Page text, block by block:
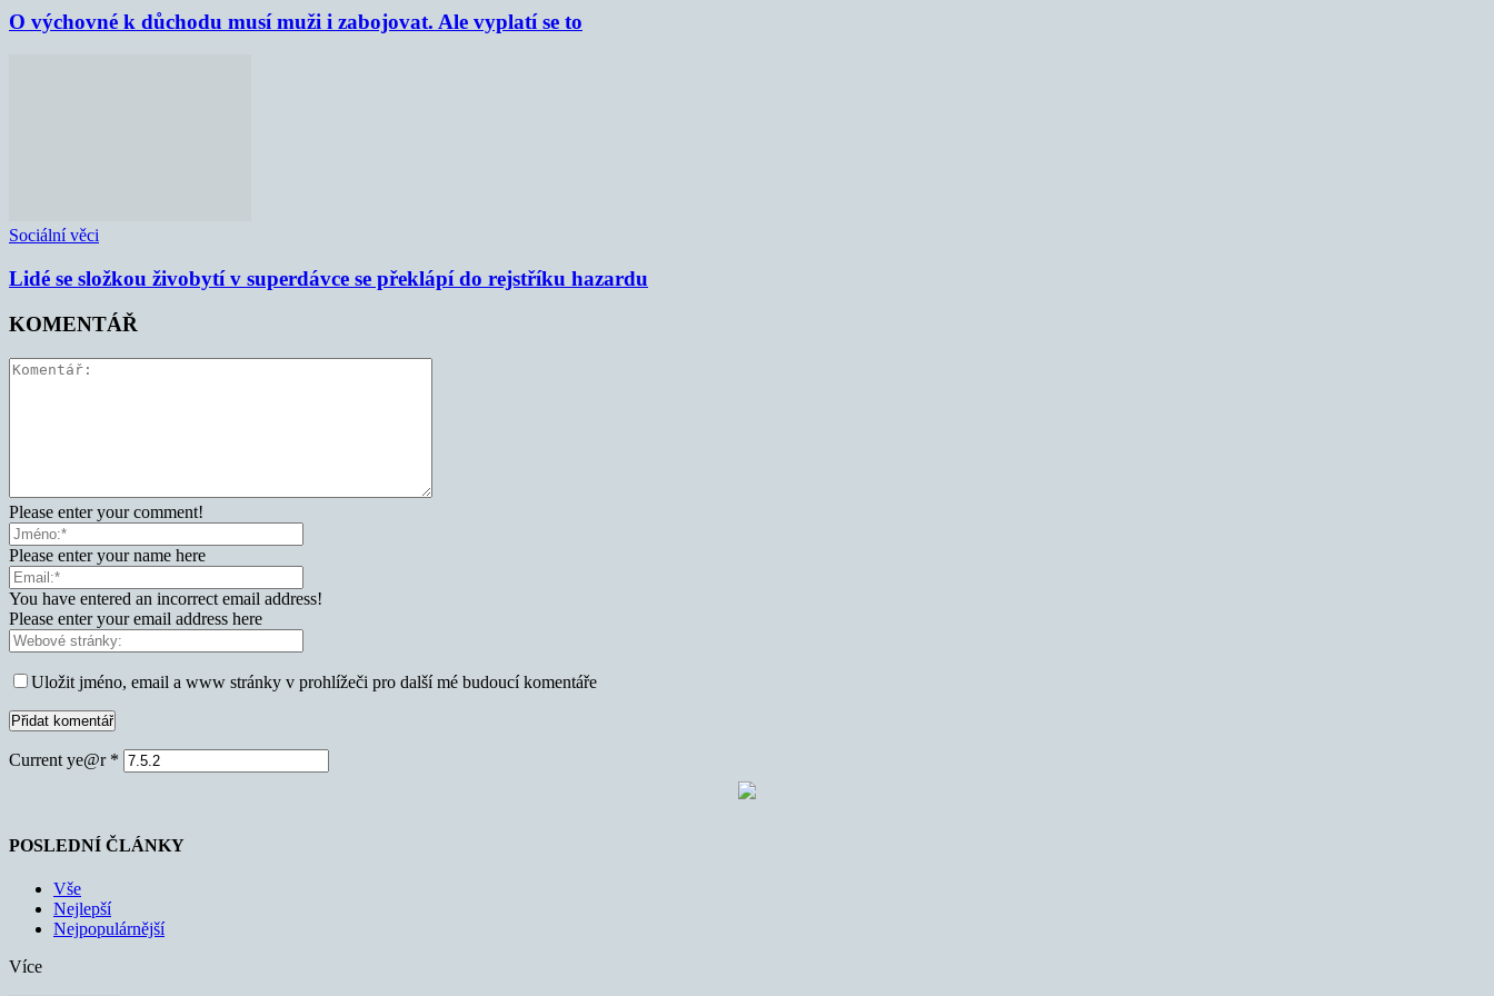
O výchovné k důchodu musí muži i zabojovat. Ale vyplatí se to
Sociální věci
Lidé se složkou živobytí v superdávce se překlápí do rejstříku hazardu
KOMENTÁŘ
Please enter your comment!
Please enter your name here
You have entered an incorrect email address!
Please enter your email address here
Uložit jméno, email a www stránky v prohlížeči pro další mé budoucí komentáře
Current ye@r *
POSLEDNÍ ČLÁNKY
Vše
Nejlepší
Nejpopulárnější
Více